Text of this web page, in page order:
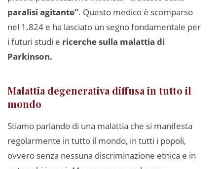
paralisi agitante”. Questo medico è scomparso
nel 1.824 e ha lasciato un segno fondamentale per
i futuri studi e ricerche sulla malattia di
Parkinson.
Malattia degenerativa diffusa in tutto il
mondo
Stiamo parlando di una malattia che si manifesta
regolarmente in tutto il mondo, in tutti i popoli,
ovvero senza nessuna discriminazione etnica e in